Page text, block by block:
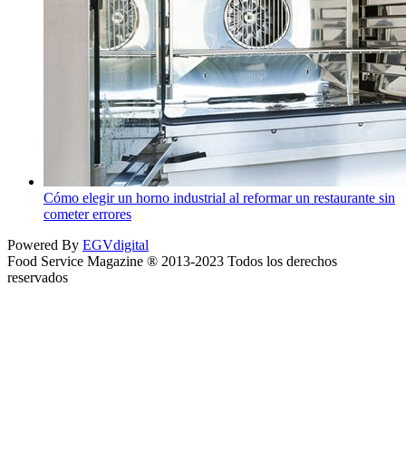
Cómo elegir un horno industrial al reformar un restaurante sin
cometer errores
Powered By EGVdigital
Food Service Magazine ® 2013-2023 Todos los derechos
reservados